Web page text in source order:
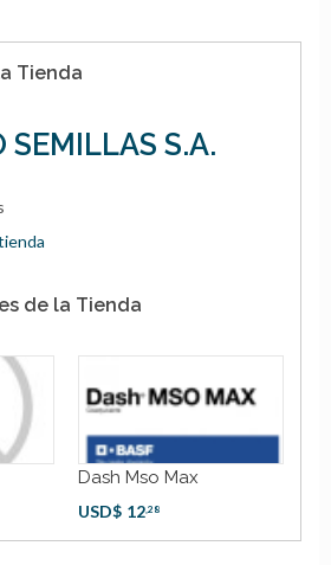
Tienda
SEMILLAS S.A.
de la Tienda
Dash Mso Max
USD$ 12,28